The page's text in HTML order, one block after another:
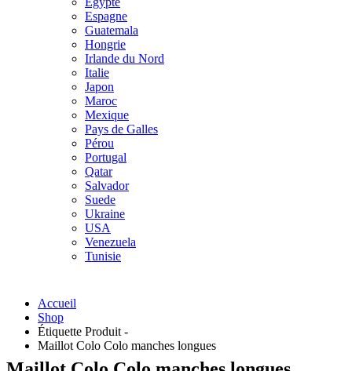
Espagne
Guatemala
Hongrie
Irlande du Nord
Italie
Japon
Maroc
Mexique
Pays de Galles
Pérou
Portugal
Qatar
Salvador
Suede
Ukraine
USA
Venezuela
Tunisie
Accueil
Shop
Étiquette Produit -
Maillot Colo Colo manches longues